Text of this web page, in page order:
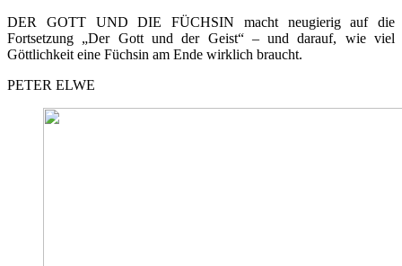
DER GOTT UND DIE FÜCHSIN macht neugierig auf die
Fortsetzung „Der Gott und der Geist“ – und darauf, wie viel
Göttlichkeit eine Füchsin am Ende wirklich braucht.
PETER ELWE